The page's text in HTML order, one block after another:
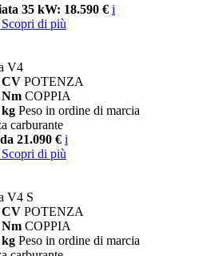
35 kW: 18.590 € i
Scopri di più
V4
CV POTENZA
Nm COPPIA
kg Peso in ordine di marcia
carburante
21.090 € i
Scopri di più
V4 S
CV POTENZA
Nm COPPIA
kg Peso in ordine di marcia